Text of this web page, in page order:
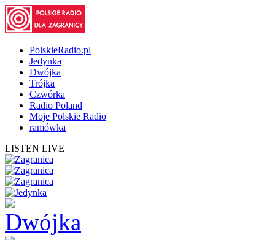
PolskieRadio.pl
Jedynka
Dwójka
Trójka
Czwórka
Radio Poland
Moje Polskie Radio
ramówka
LISTEN LIVE